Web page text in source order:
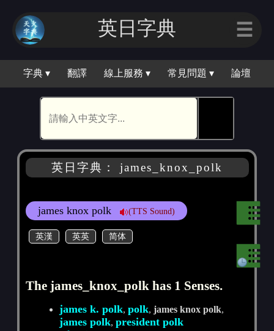
英日字典 ☰
字典 ▾ 翻譯 線上服務 ▾ 常見問題 ▾ 論壇
英日字典： james_knox_polk
james knox polk (TTS Sound)
英漢 英英 简体
The james_knox_polk has 1 Senses.
james k. polk,polk,james knox polk,
james polk,president polk